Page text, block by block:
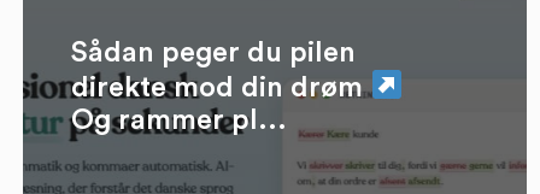
Sådan peger du pilen
direkte mod din drøm
Og rammer pl...